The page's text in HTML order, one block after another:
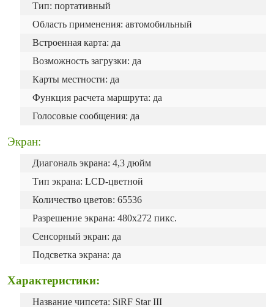
Тип: портативный
Область применения: автомобильный
Встроенная карта: да
Возможность загрузки: да
Карты местности: да
Функция расчета маршрута: да
Голосовые сообщения: да
Экран:
Диагональ экрана: 4,3 дюйм
Тип экрана: LCD-цветной
Количество цветов: 65536
Разрешение экрана: 480x272 пикс.
Сенсорный экран: да
Подсветка экрана: да
Характеристики:
Название чипсета: SiRF Star III